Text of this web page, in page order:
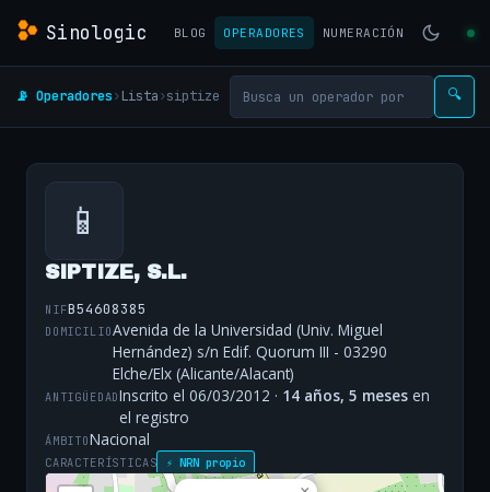
Sinologic BLOG OPERADORES NUMERACIÓN
📡 Operadores› Lista›siptize 🔍
📱
SIPTIZE, S.L.
NIFB54608385
DOMICILIOAvenida de la Universidad (Univ. Miguel
Hernández) s/n Edif. Quorum III - 03290
Elche/Elx (Alicante/Alacant)
ANTIGÜEDADInscrito el 06/03/2012 · 14 años, 5 meses en
el registro
ÁMBITONacional
CARACTERÍSTICAS ⚡ NRN propio